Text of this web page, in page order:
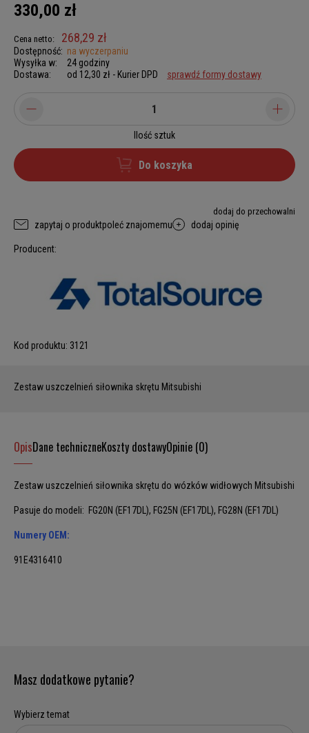
330,00 zł
Cena netto: 268,29 zł
Dostępność: na wyczerpaniu
Wysyłka w:
24 godziny
Dostawa:
od 12,30 zł - Kurier DPD sprawdź formy dostawy
Ilość sztuk
Do koszyka
dodaj do przechowalni
zapytaj o produktpoleć znajomemu dodaj opinię
Producent:
Kod produktu: 3121
Zestaw uszczelnień siłownika skrętu Mitsubishi
OpisDane techniczneKoszty dostawyOpinie (0)
Zestaw uszczelnień siłownika skrętu do wózków widłowych Mitsubishi
Pasuje do modeli: FG20N (EF17DL), FG25N (EF17DL), FG28N (EF17DL)
Numery OEM:
91E4316410
Masz dodatkowe pytanie?